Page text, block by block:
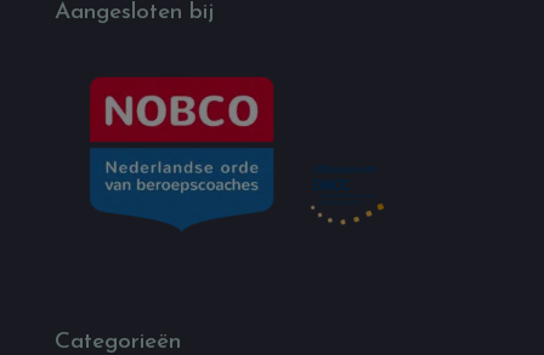
Aangesloten bij
Categorieën